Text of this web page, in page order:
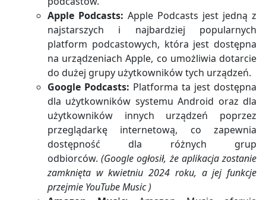
Apple Podcasts: Apple Podcasts jest jedną z
najstarszych i najbardziej popularnych
platform podcastowych, która jest dostępna
na urządzeniach Apple, co umożliwia dotarcie
do dużej grupy użytkowników tych urządzeń.
Google Podcasts: Platforma ta jest dostępna
dla użytkowników systemu Android oraz dla
użytkowników innych urządzeń poprzez
przeglądarkę internetową, co zapewnia
dostępność dla różnych grup
odbiorców.(Google ogłosił, że aplikacja zostanie
zamknięta w kwietniu 2024 roku, a jej funkcje
przejmie YouTube Music )